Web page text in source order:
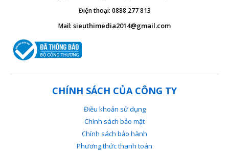
Điện thoại: 0888 277 813
Mail: sieuthimedia2014@gmail.com
CHÍNH SÁCH CỦA CÔNG TY
Điều khoản sử dụng
Chính sách bảo mật
Chính sách bảo hành
Phương thức thanh toán